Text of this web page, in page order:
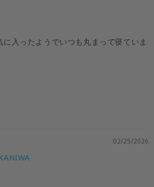
入ったようでいつも丸まって寝ていま
02/25/2026